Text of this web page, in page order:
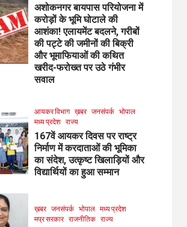
अशोकनगर बायपास परियोजना में
करोड़ों के भूमि घोटाले की
आशंका! एलायमेंट बदलने, गरीबों
की पट्टे की जमीनों की बिक्री
और भूमाफियाओं की कथित
खरीद-फरोख्त पर उठे गंभीर
सवाल
आयकर विभाग ख़बर जनसंपर्क भोपाल
मध्य प्रदेश राज्य
167वें आयकर दिवस पर राष्ट्र
निर्माण में करदाताओं की भूमिका
का संदेश, उत्कृष्ट खिलाड़ियों और
विद्यार्थियों का हुआ सम्मान
ख़बर जनसंपर्क भोपाल मध्य प्रदेश
मप्र सरकार राजनीतिक राज्य